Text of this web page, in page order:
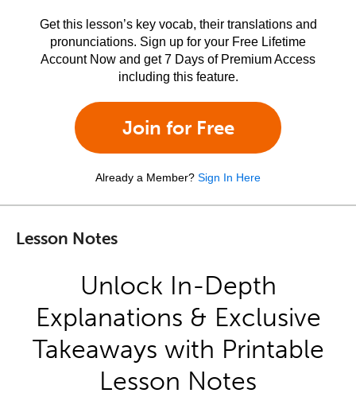
Get this lesson’s key vocab, their translations and
pronunciations. Sign up for your Free Lifetime
Account Now and get 7 Days of Premium Access
including this feature.
Join for Free
Already a Member? Sign In Here
Lesson Notes
Unlock In-Depth
Explanations & Exclusive
Takeaways with Printable
Lesson Notes